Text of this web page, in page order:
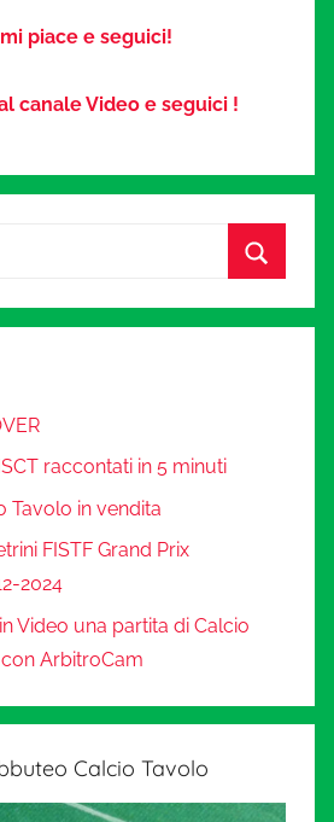
piace e seguici!
canale Video e seguici !
raccontati in 5 minuti
Tavolo in vendita
FISTF Grand Prix
2024
Video una partita di Calcio
ArbitroCam
Calcio Tavolo